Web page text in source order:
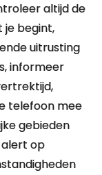
altijd de
je begint,
uitrusting
informeer
telefoon mee
gebieden
alert op